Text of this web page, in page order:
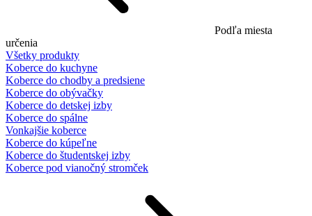
Podľa miesta
určenia
Všetky produkty
Koberce do kuchyne
Koberce do chodby a predsiene
Koberce do obývačky
Koberce do detskej izby
Koberce do spálne
Vonkajšie koberce
Koberce do kúpeľne
Koberce do študentskej izby
Koberce pod vianočný stromček